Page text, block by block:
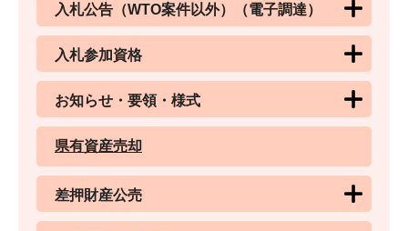
入札公告（WTO案件以外）（電子調達）
入札参加資格
お知らせ・要領・様式
県有資産売却
差押財産公売